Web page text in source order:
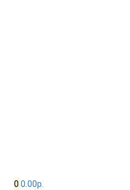
0 0.00р.